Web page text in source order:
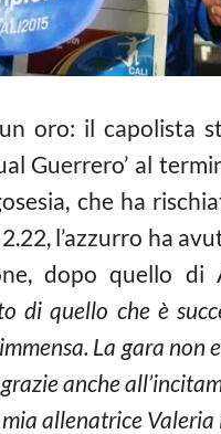
oro: il capolista
Guerrero’ al
che ha
l’azzurro ha
dopo quello di
di quello che è
La gara
anche
allenatrice Valeria